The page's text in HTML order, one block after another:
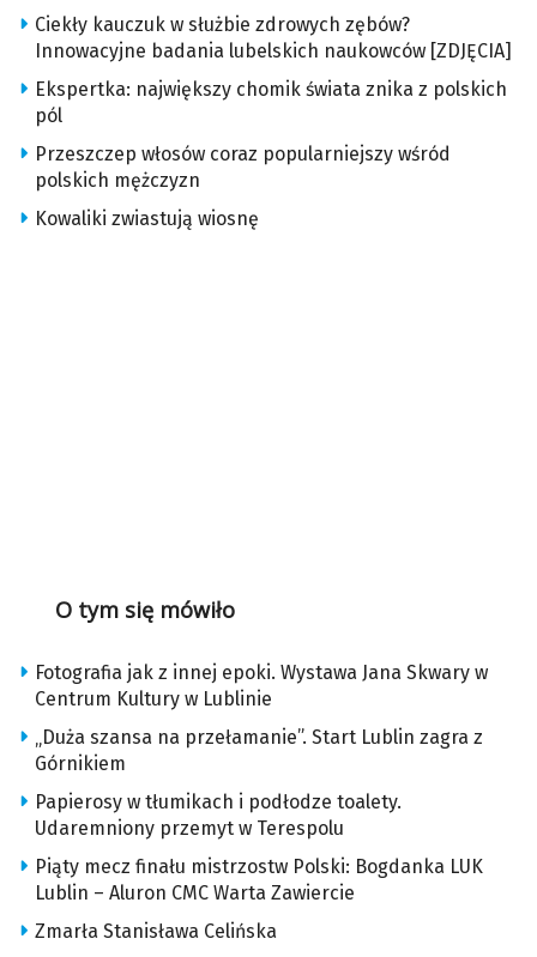
Ciekły kauczuk w służbie zdrowych zębów?
Innowacyjne badania lubelskich naukowców [ZDJĘCIA]
Ekspertka: największy chomik świata znika z polskich
pól
Przeszczep włosów coraz popularniejszy wśród
polskich mężczyzn
Kowaliki zwiastują wiosnę
O tym się mówiło
Fotografia jak z innej epoki. Wystawa Jana Skwary w
Centrum Kultury w Lublinie
„Duża szansa na przełamanie”. Start Lublin zagra z
Górnikiem
Papierosy w tłumikach i podłodze toalety.
Udaremniony przemyt w Terespolu
Piąty mecz finału mistrzostw Polski: Bogdanka LUK
Lublin – Aluron CMC Warta Zawiercie
Zmarła Stanisława Celińska